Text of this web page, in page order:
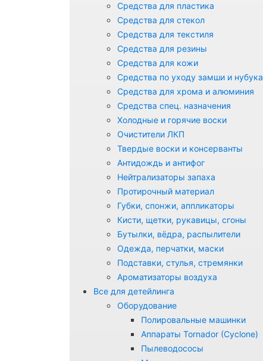
Средства для пластика
Средства для стекол
Средства для текстиля
Средства для резины
Средства для кожи
Средства по уходу замши и нубука
Средства для хрома и алюминия
Средства спец. назначения
Холодные и горячие воски
Очистители ЛКП
Твердые воски и консерванты
Антидождь и антифог
Нейтрализаторы запаха
Протирочный материал
Губки, спонжи, аппликаторы
Кисти, щетки, рукавицы, сгоны
Бутылки, вёдра, распылители
Одежда, перчатки, маски
Подставки, стулья, стремянки
Ароматизаторы воздуха
Все для детейлинга
Оборудование
Полировальные машинки
Аппараты Tornador (Cyclone)
Пылеводососы